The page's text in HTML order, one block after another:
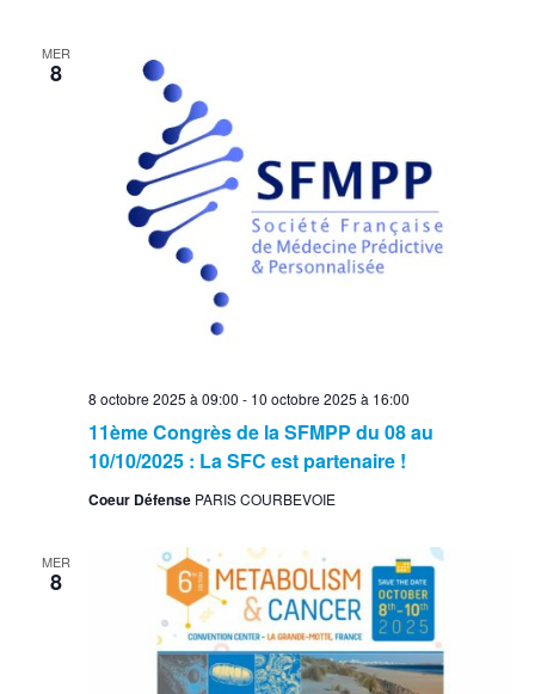
MER
8
11ème Congrès de la SFMPP du 08 au
10/10/2025 : La SFC est partenaire !
8 octobre 2025 à 09:00 - 10 octobre 2025 à 16:00
Coeur Défense PARIS COURBEVOIE
MER
8